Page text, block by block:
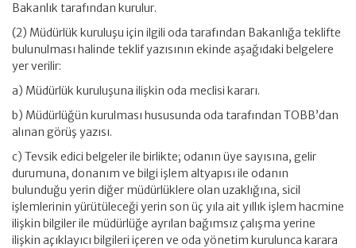
Bakanlık tarafından kurulur.
(2) Müdürlük kuruluşu için ilgili oda tarafından Bakanlığa teklifte
bulunulması halinde teklif yazısının ekinde aşağıdaki belgelere
yer verilir:
a) Müdürlük kuruluşuna ilişkin oda meclisi kararı.
b) Müdürlüğün kurulması hususunda oda tarafından TOBB’dan
alınan görüş yazısı.
c) Tevsik edici belgeler ile birlikte; odanın üye sayısına, gelir
durumuna, donanım ve bilgi işlem altyapısı ile odanın
bulunduğu yerin diğer müdürlüklere olan uzaklığına, sicil
işlemlerinin yürütüleceği yerin son üç yıla ait yıllık işlem hacmine
ilişkin bilgiler ile müdürlüğe ayrılan bağımsız çalışma yerine
ilişkin açıklayıcı bilgileri içeren ve oda yönetim kurulunca karara